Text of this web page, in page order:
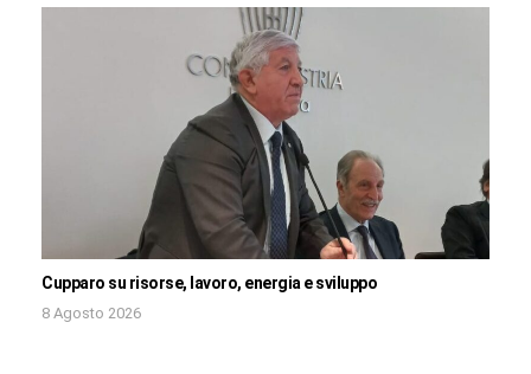
Cupparo su risorse, lavoro, energia e sviluppo
8 Agosto 2026